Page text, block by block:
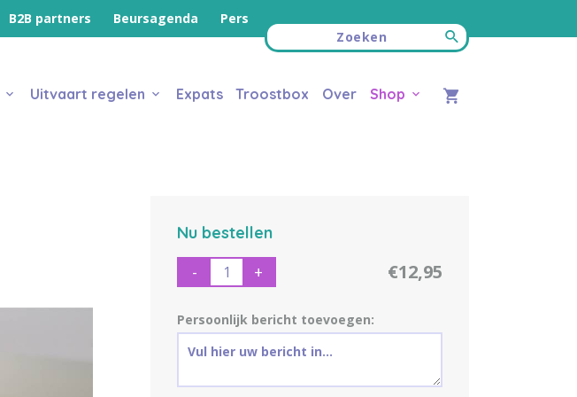
B2B partners Beursagenda Pers
Uitvaart regelen Expats Troostbox Over Shop
Nu bestellen
- + €12,95
Persoonlijk bericht toevoegen: